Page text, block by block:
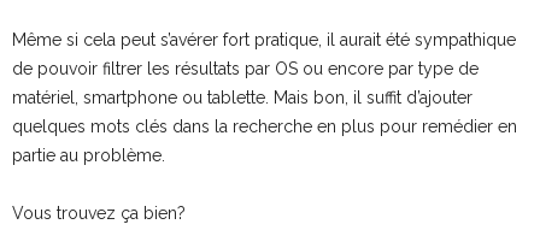
Même si cela peut s’avérer fort pratique, il aurait été sympathique
de pouvoir filtrer les résultats par OS ou encore par type de
matériel, smartphone ou tablette. Mais bon, il suffit d’ajouter
quelques mots clés dans la recherche en plus pour remédier en
partie au problème.
Vous trouvez ça bien?